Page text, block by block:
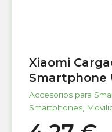
Xiaomi
Smartphone
Accesorios para
Smartphones